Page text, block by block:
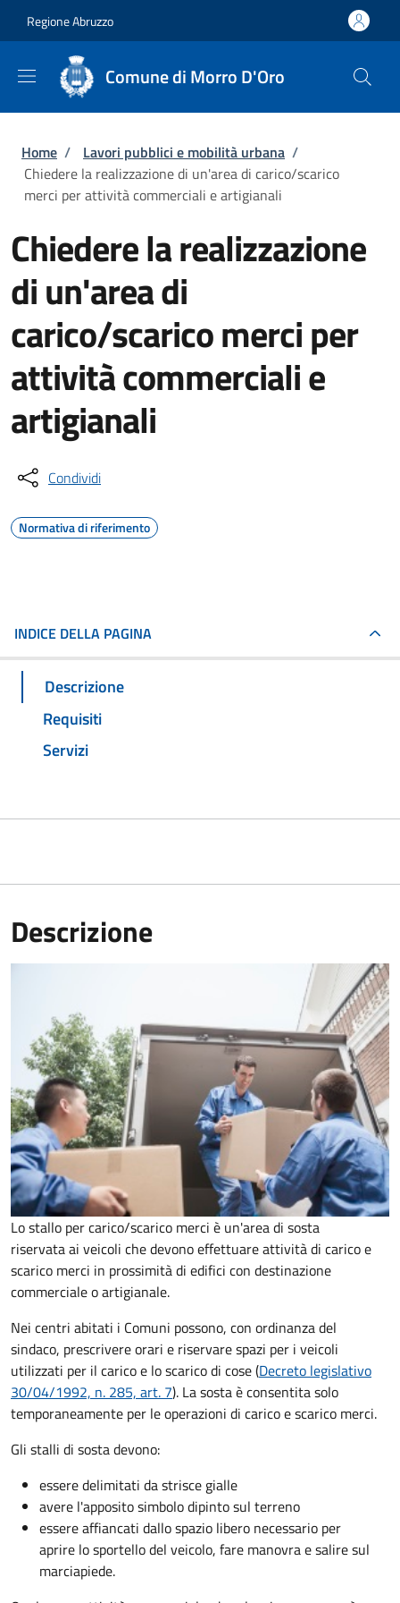
Regione Abruzzo
Comune di Morro D'Oro
Briciole di pane
Home / Lavori pubblici e mobilità urbana /
Chiedere la realizzazione di un'area di carico/scarico
merci per attività commerciali e artigianali
Chiedere la realizzazione
di un'area di
carico/scarico merci per
attività commerciali e
artigianali
Condividi
Normativa di riferimento
INDICE DELLA PAGINA
Descrizione
Requisiti
Servizi
Descrizione
Lo stallo per carico/scarico merci è un'area di sosta
riservata ai veicoli che devono effettuare attività di carico e
scarico merci in prossimità di edifici con destinazione
commerciale o artigianale.
Nei centri abitati i Comuni possono, con ordinanza del
sindaco, prescrivere orari e riservare spazi per i veicoli
utilizzati per il carico e lo scarico di cose (Decreto legislativo
30/04/1992, n. 285, art. 7). La sosta è consentita solo
temporaneamente per le operazioni di carico e scarico merci.
Gli stalli di sosta devono:
essere delimitati da strisce gialle
avere l'apposito simbolo dipinto sul terreno
essere affiancati dallo spazio libero necessario per
aprire lo sportello del veicolo, fare manovra e salire sul
marciapiede.